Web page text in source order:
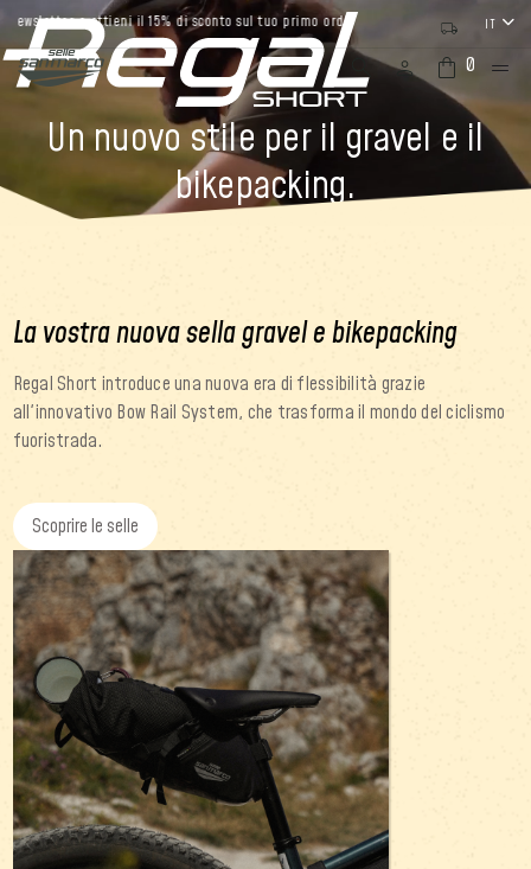
ottieni il 15% di sconto sul tuo primo ordine IT
0
Un nuovo stile per il gravel e il
bikepacking.
La vostra nuova sella gravel e bikepacking
Regal Short introduce una nuova era di flessibilità grazie
all'innovativo Bow Rail System, che trasforma il mondo del ciclismo
fuoristrada.
Scoprire le selle